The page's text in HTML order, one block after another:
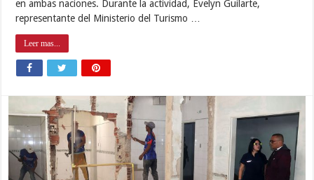
en ambas naciones. Durante la actividad, Evelyn Guilarte,
representante del Ministerio del Turismo …
Leer mas...